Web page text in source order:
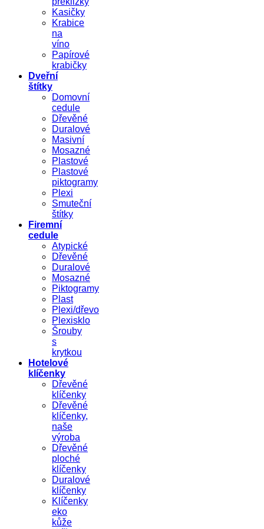
Kasičky
Krabice
na
víno
Papírové
krabičky
Dveřní
štítky
Domovní
cedule
Dřevěné
Duralové
Masivní
Mosazné
Plastové
Plastové
piktogramy
Plexi
Smuteční
štítky
Firemní
cedule
Atypické
Dřevěné
Duralové
Mosazné
Piktogramy
Plast
Plexi/dřevo
Plexisklo
Šrouby
s
krytkou
Hotelové
klíčenky
Dřevěné
klíčenky
Dřevěné
klíčenky,
naše
výroba
Dřevěné
ploché
klíčenky
Duralové
klíčenky
Klíčenky
eko
kůže